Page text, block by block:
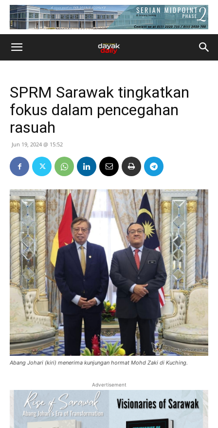
SPRM Sarawak tingkatkan
fokus dalam pencegahan
rasuah
Jun 19, 2024 @ 15:52
Abang Johari (kiri) menerima kunjungan hormat Mohd Zaki di Kuching.
Advertisement